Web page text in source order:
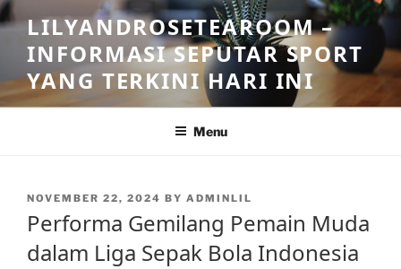
Skip
to
content
LILYANDROSETEAROOM –
INFORMASI SEPUTAR SPORT
YANG TERKINI HARI INI
Menu
POSTED
NOVEMBER 22, 2024 BY ADMINLIL
Performa Gemilang Pemain Muda
dalam Liga Sepak Bola Indonesia